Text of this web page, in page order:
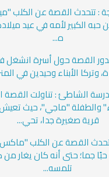
: تتحدث القصة عن الكلب
حبه الكبير لأمه في عيد
ه...
القصة حول أسرة انشغل
وتركا الأبناء وحيدين في
الشاطئ : تناولت القصة
والطفلة "ماجي"، حيث
قرية صغيرة جدا، تحي...
القصة عن الكلب
حبًا جما؛ حتى أنه كان يغار
تلمسه...